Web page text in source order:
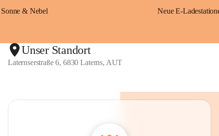
Sonne & Nebel
Unser Standort
Laternserstraße 6, 6830 Laterns, AUT